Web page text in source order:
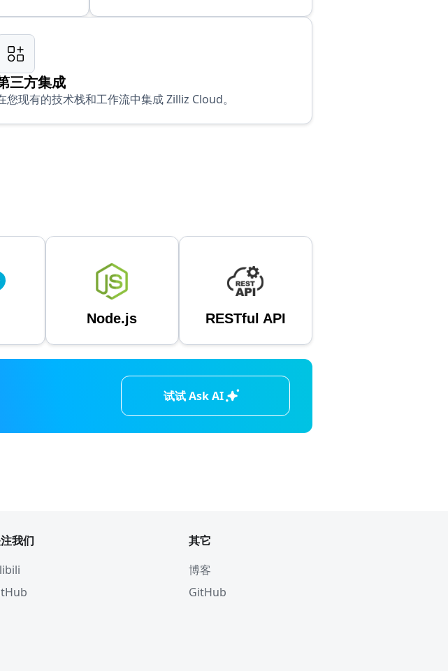
三方集成
您现有的技术栈和工作流中集成 Zilliz Cloud。
Node.js RESTful API
试试 Ask AI
我们
其它
博客
GitHub